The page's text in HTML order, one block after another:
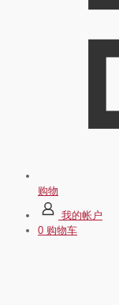
购物
我的帐户
0 购物车